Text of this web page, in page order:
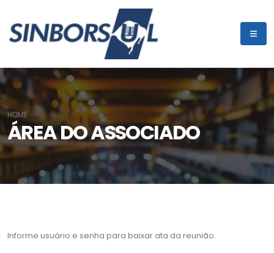
ÁREA DO ASSOCIADO
HOME
Informe usuário e senha para baixar ata da reunião.